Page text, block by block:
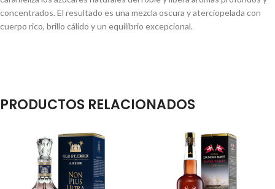
concentrados. El resultado es una mezcla oscura y aterciopelada con
cuerpo rico, brillo cálido y un equilibrio excepcional.
PRODUCTOS RELACIONADOS